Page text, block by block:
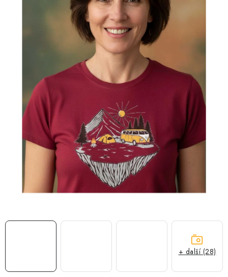
OKAMŽITĚ K ODBĚRU
MÁM SRDCE POMÁHÁM
VÁNOCE
PROVIZNÍ SYSTÉM
O nás
Doprava a platba
Obchodní podmínky
Zásady zpracování ochrany osobních údajů
Napište nám
+ další (28)